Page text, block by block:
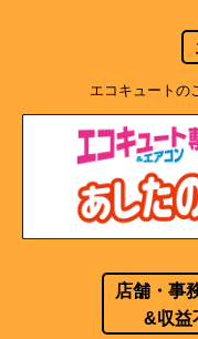
エコキュートの
店舗・事
&収益